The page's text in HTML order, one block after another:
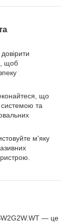
щоб
що
та
м'яку
— це